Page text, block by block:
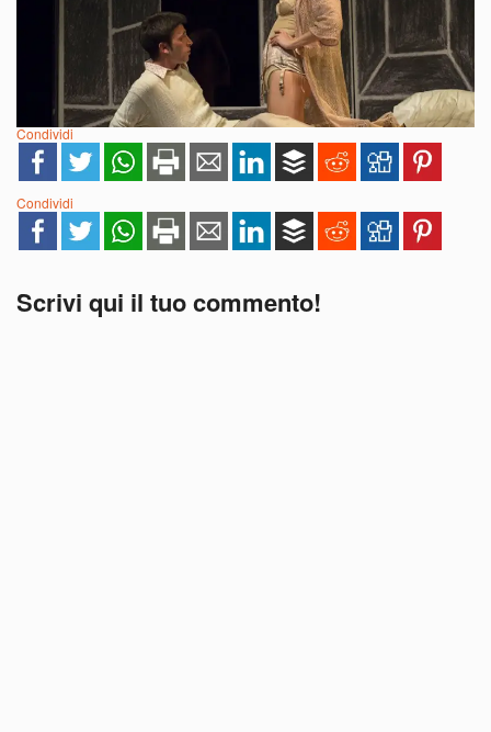
Condividi
Condividi
Scrivi qui il tuo commento!